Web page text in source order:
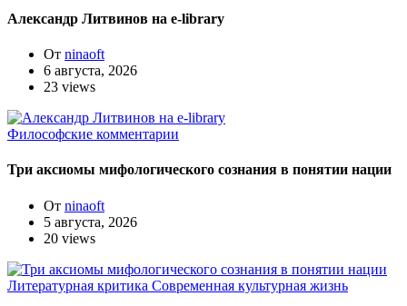
Александр Литвинов на e-library
От ninaoft
6 августа, 2026
23 views
Философские комментарии
Три аксиомы мифологического сознания в понятии нации
От ninaoft
5 августа, 2026
20 views
Литературная критика Современная культурная жизнь